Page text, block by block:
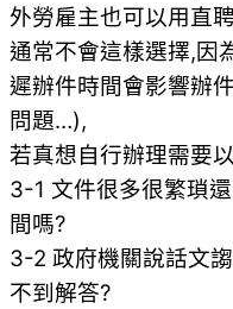
外勞雇主也可以用直
通常不會這樣選擇,因
遲辦件時間會影響辦
問題…),
若真想自行辦理需要
3-1 文件很多很繁瑣
間嗎?
3-2 政府機關說話文
不到解答?